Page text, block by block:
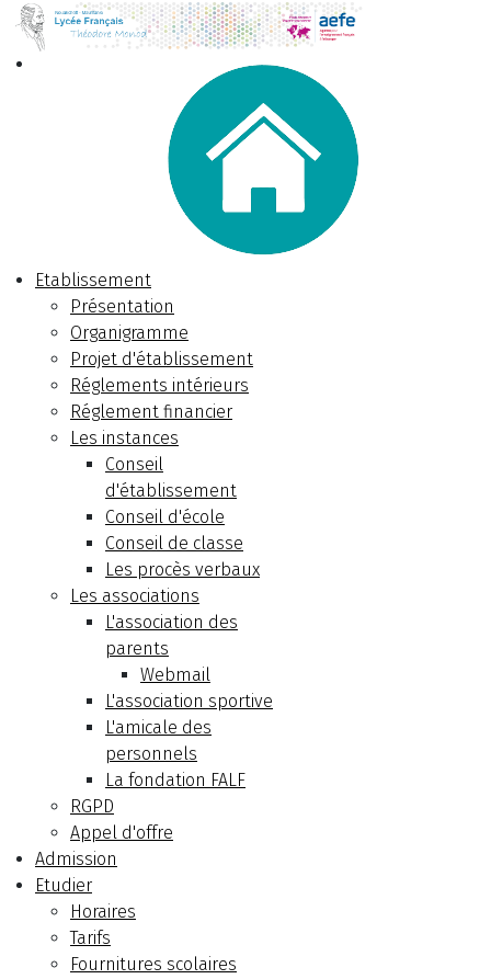
Etablissement
Présentation
Organigramme
Projet d'établissement
Réglements intérieurs
Réglement financier
Les instances
Conseil
d'établissement
Conseil d'école
Conseil de classe
Les procès verbaux
Les associations
L'association des
parents
Webmail
L'association sportive
L'amicale des
personnels
La fondation FALF
RGPD
Appel d'offre
Admission
Etudier
Horaires
Tarifs
Fournitures scolaires